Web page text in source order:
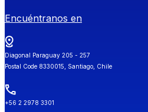
Encuéntranos en
Diagonal Paraguay 205 - 257
Postal Code 8330015, Santiago, Chile
+56 2 2978 3301